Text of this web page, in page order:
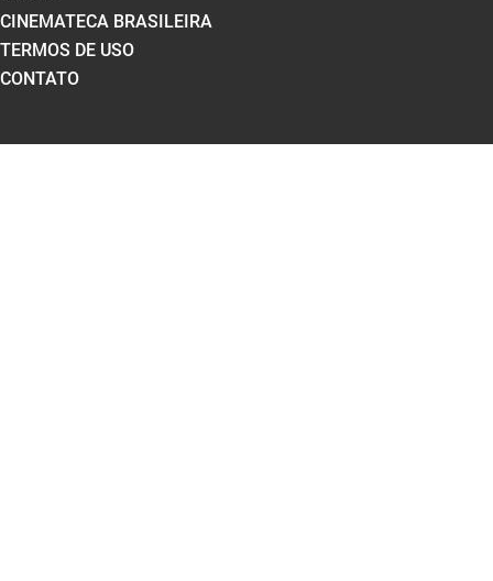
CINEMATECA BRASILEIRA
TERMOS DE USO
CONTATO